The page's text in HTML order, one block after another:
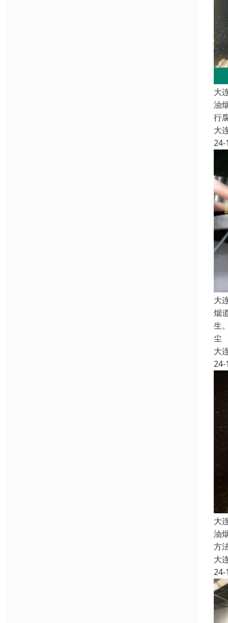
大
油
行
大
24-
大
烟
生
尘
大
24-
大
油
方
大
24-